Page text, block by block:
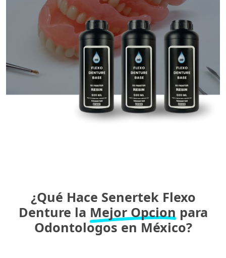
¿Qué Hace Senertek Flexo
Denture la Mejor Opcion para
Odontologos en México?